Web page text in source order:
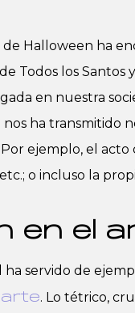
Halloween ha
Todos los
en nuestra
ha transmitido
ejemplo, el
o incluso la
en el
ha servido de
arte. Lo tétrico,